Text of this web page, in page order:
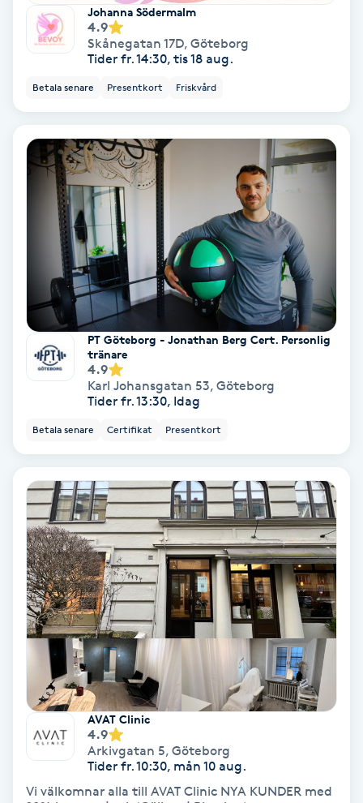
Permanent ögonbrynsmakeup
Personal shopper
Personlig tränare
Picolaser
Piercing
Pigmentbehandling
Pigmentfläckar
Plastikkirurgi
Powder brows
Power Yoga
PRX-T33
Psoriasis
Radiofrekvens
Rakning
Johanna Södermalm
4.9
Skånegatan 17D, Göteborg
Tider fr. 14:30, tis 18 aug.
Betala senare Presentkort Friskvård
PT Göteborg - Jonathan Berg Cert. Personlig
tränare
4.9
Karl Johansgatan 53, Göteborg
Tider fr. 13:30, Idag
Betala senare Certifikat Presentkort
AVAT Clinic
4.9
Arkivgatan 5, Göteborg
Tider fr. 10:30, mån 10 aug.
Vi välkomnar alla till AVAT Clinic NYA KUNDER med